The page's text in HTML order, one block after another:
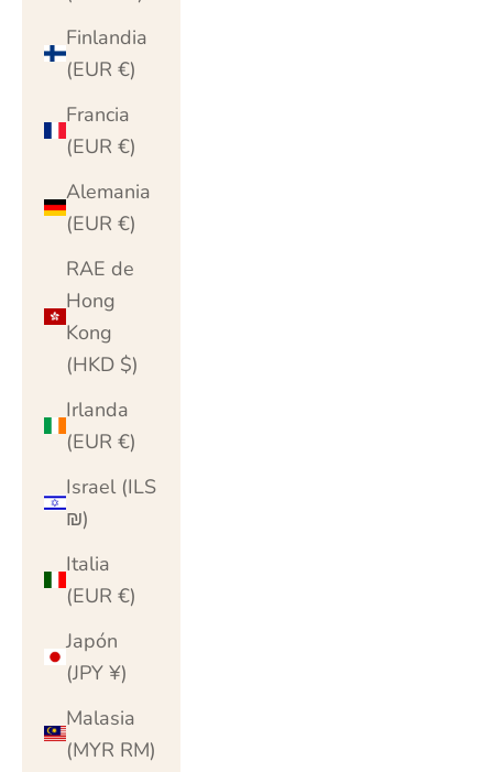
Finlandia
(EUR €)
Francia
(EUR €)
Alemania
(EUR €)
RAE de
Hong
Kong
(HKD $)
Irlanda
(EUR €)
Israel (ILS
₪)
Italia
(EUR €)
Japón
(JPY ¥)
Malasia
(MYR RM)